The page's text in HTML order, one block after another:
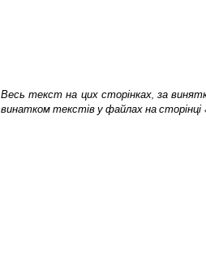
Весь текст на цих сторінках, за
винатком текстів у файлах на